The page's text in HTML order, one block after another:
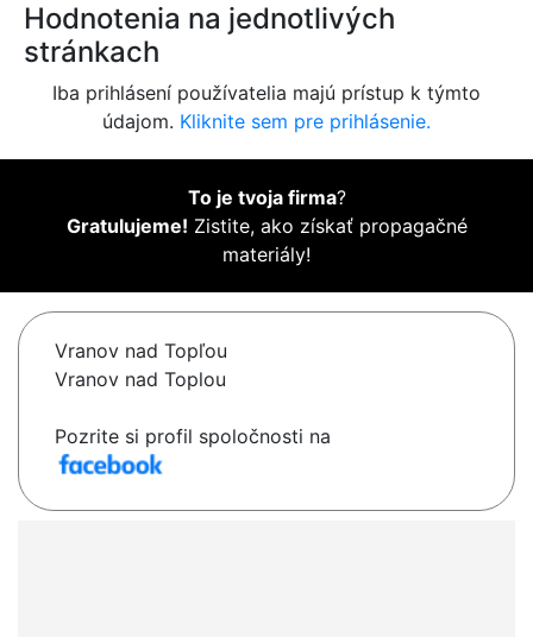
Hodnotenia na jednotlivých
stránkach
Iba prihlásení používatelia majú prístup k týmto
údajom. Kliknite sem pre prihlásenie.
To je tvoja firma?
Gratulujeme! Zistite, ako získať propagačné
materiály!
Vranov nad Topľou
Vranov nad Toplou
Pozrite si profil spoločnosti na